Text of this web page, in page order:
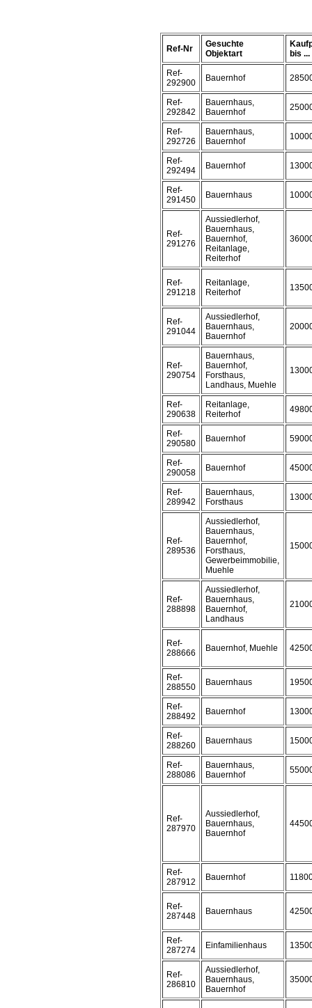
Ref-Nr
Gesuchte
Objektart
bis ...
Ref-
292900
Bauernhof
Ref-
292842
Bauernhaus,
Bauernhof
Ref-
292726
Bauernhaus,
Bauernhof
Ref-
292494
Bauernhof
Ref-
291450
Bauernhaus
Ref-
291276
Aussiedlerhof,
Bauernhaus,
Bauernhof,
Reitanlage,
Reiterhof
Ref-
291218
Reitanlage,
Reiterhof
Ref-
291044
Aussiedlerhof,
Bauernhaus,
Bauernhof
Ref-
290754
Bauernhaus,
Bauernhof,
Forsthaus,
Landhaus, Muehle
Ref-
290638
Reitanlage,
Reiterhof
Ref-
290580
Bauernhof
Ref-
290058
Bauernhof
Ref-
289942
Bauernhaus,
Forsthaus
Ref-
289536
Aussiedlerhof,
Bauernhaus,
Bauernhof,
Forsthaus,
Gewerbeimmobilie,
Muehle
Ref-
288898
Aussiedlerhof,
Bauernhaus,
Bauernhof,
Landhaus
Ref-
288666
Bauernhof, Muehle
Ref-
288550
Bauernhaus
Ref-
288492
Bauernhof
Ref-
288260
Bauernhaus
Ref-
288086
Bauernhaus,
Bauernhof
Ref-
287970
Aussiedlerhof,
Bauernhaus,
Bauernhof
Ref-
287912
Bauernhof
Ref-
287448
Bauernhaus
Ref-
287274
Einfamilienhaus
Ref-
286810
Aussiedlerhof,
Bauernhaus,
Bauernhof